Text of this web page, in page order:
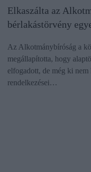
Elkaszálta az
bérlakástörvény
Az Alkotmánybíróság a
megállapította, hogy
elfogadott, de még ki
rendelkezései…